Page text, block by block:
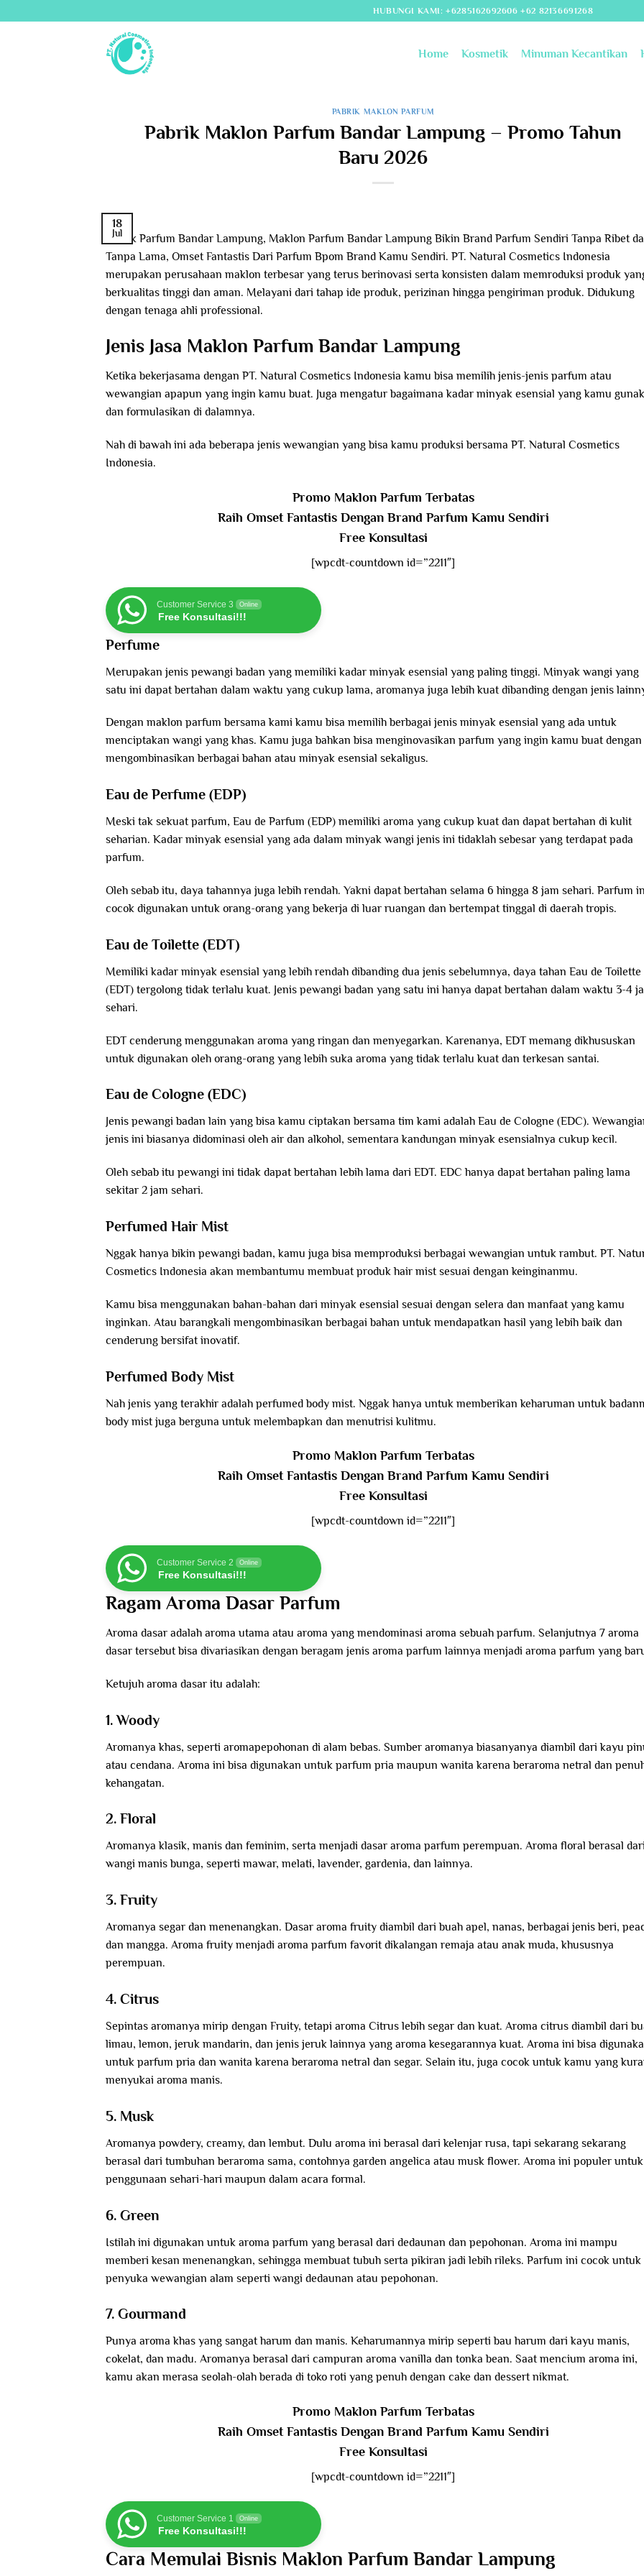
to
HUBUNGI KAMI: +6285162692606 +62 82136691268
Home Kosmetik Minuman Kecantikan
PABRIK MAKLON PARFUM
Pabrik Maklon Parfum Bandar Lampung – Promo Tahun
Baru 2026
18
Jul
Pabrik Parfum Bandar Lampung, Maklon Parfum Bandar Lampung Bikin Brand Parfum Sendiri Tanpa Ribet
Tanpa Lama, Omset Fantastis Dari Parfum Bpom Brand Kamu Sendiri. PT. Natural Cosmetics Indonesia
merupakan perusahaan maklon terbesar yang terus berinovasi serta konsisten dalam memroduksi produk
berkualitas tinggi dan aman. Melayani dari tahap ide produk, perizinan hingga pengiriman produk. Didukung
dengan tenaga ahli professional.
Jenis Jasa Maklon Parfum Bandar Lampung
Ketika bekerjasama dengan PT. Natural Cosmetics Indonesia kamu bisa memilih jenis-jenis parfum atau
wewangian apapun yang ingin kamu buat. Juga mengatur bagaimana kadar minyak esensial yang kamu
dan formulasikan di dalamnya.
Nah di bawah ini ada beberapa jenis wewangian yang bisa kamu produksi bersama PT. Natural Cosmetics
Indonesia.
Promo Maklon Parfum Terbatas
Raih Omset Fantastis Dengan Brand Parfum Kamu Sendiri
Free Konsultasi
[wpcdt-countdown id=”2211″]
Customer Service 3 Online
Free Konsultasi!!!
Perfume
Merupakan jenis pewangi badan yang memiliki kadar minyak esensial yang paling tinggi. Minyak wangi yang
satu ini dapat bertahan dalam waktu yang cukup lama, aromanya juga lebih kuat dibanding dengan jenis
Dengan maklon parfum bersama kami kamu bisa memilih berbagai jenis minyak esensial yang ada untuk
menciptakan wangi yang khas. Kamu juga bahkan bisa menginovasikan parfum yang ingin kamu buat dengan
mengombinasikan berbagai bahan atau minyak esensial sekaligus.
Eau de Perfume (EDP)
Meski tak sekuat parfum, Eau de Parfum (EDP) memiliki aroma yang cukup kuat dan dapat bertahan di kulit
seharian. Kadar minyak esensial yang ada dalam minyak wangi jenis ini tidaklah sebesar yang terdapat pada
parfum.
Oleh sebab itu, daya tahannya juga lebih rendah. Yakni dapat bertahan selama 6 hingga 8 jam sehari. Parfum
cocok digunakan untuk orang-orang yang bekerja di luar ruangan dan bertempat tinggal di daerah tropis.
Eau de Toilette (EDT)
Memiliki kadar minyak esensial yang lebih rendah dibanding dua jenis sebelumnya, daya tahan Eau de Toilette
(EDT) tergolong tidak terlalu kuat. Jenis pewangi badan yang satu ini hanya dapat bertahan dalam waktu 3-4
sehari.
EDT cenderung menggunakan aroma yang ringan dan menyegarkan. Karenanya, EDT memang dikhususkan
untuk digunakan oleh orang-orang yang lebih suka aroma yang tidak terlalu kuat dan terkesan santai.
Eau de Cologne (EDC)
Jenis pewangi badan lain yang bisa kamu ciptakan bersama tim kami adalah Eau de Cologne (EDC).
jenis ini biasanya didominasi oleh air dan alkohol, sementara kandungan minyak esensialnya cukup kecil.
Oleh sebab itu pewangi ini tidak dapat bertahan lebih lama dari EDT. EDC hanya dapat bertahan paling lama
sekitar 2 jam sehari.
Perfumed Hair Mist
Nggak hanya bikin pewangi badan, kamu juga bisa memproduksi berbagai wewangian untuk rambut. PT.
Cosmetics Indonesia akan membantumu membuat produk hair mist sesuai dengan keinginanmu.
Kamu bisa menggunakan bahan-bahan dari minyak esensial sesuai dengan selera dan manfaat yang kamu
inginkan. Atau barangkali mengombinasikan berbagai bahan untuk mendapatkan hasil yang lebih baik dan
cenderung bersifat inovatif.
Perfumed Body Mist
Nah jenis yang terakhir adalah perfumed body mist. Nggak hanya untuk memberikan keharuman untuk
body mist juga berguna untuk melembapkan dan menutrisi kulitmu.
Promo Maklon Parfum Terbatas
Raih Omset Fantastis Dengan Brand Parfum Kamu Sendiri
Free Konsultasi
[wpcdt-countdown id=”2211″]
Customer Service 2 Online
Free Konsultasi!!!
Ragam Aroma Dasar Parfum
Aroma dasar adalah aroma utama atau aroma yang mendominasi aroma sebuah parfum. Selanjutnya 7 aroma
dasar tersebut bisa divariasikan dengan beragam jenis aroma parfum lainnya menjadi aroma parfum yang
Ketujuh aroma dasar itu adalah:
1. Woody
Aromanya khas, seperti aromapepohonan di alam bebas. Sumber aromanya biasanyanya diambil dari kayu
atau cendana. Aroma ini bisa digunakan untuk parfum pria maupun wanita karena beraroma netral dan
kehangatan.
2. Floral
Aromanya klasik, manis dan feminim, serta menjadi dasar aroma parfum perempuan. Aroma floral berasal
wangi manis bunga, seperti mawar, melati, lavender, gardenia, dan lainnya.
3. Fruity
Aromanya segar dan menenangkan. Dasar aroma fruity diambil dari buah apel, nanas, berbagai jenis beri,
dan mangga. Aroma fruity menjadi aroma parfum favorit dikalangan remaja atau anak muda, khususnya
perempuan.
4. Citrus
Sepintas aromanya mirip dengan Fruity, tetapi aroma Citrus lebih segar dan kuat. Aroma citrus diambil dari
limau, lemon, jeruk mandarin, dan jenis jeruk lainnya yang aroma kesegarannya kuat. Aroma ini bisa
untuk parfum pria dan wanita karena beraroma netral dan segar. Selain itu, juga cocok untuk kamu yang
menyukai aroma manis.
5. Musk
Aromanya powdery, creamy, dan lembut. Dulu aroma ini berasal dari kelenjar rusa, tapi sekarang sekarang
berasal dari tumbuhan beraroma sama, contohnya garden angelica atau musk flower. Aroma ini populer untuk
penggunaan sehari-hari maupun dalam acara formal.
6. Green
Istilah ini digunakan untuk aroma parfum yang berasal dari dedaunan dan pepohonan. Aroma ini mampu
memberi kesan menenangkan, sehingga membuat tubuh serta pikiran jadi lebih rileks. Parfum ini cocok untuk
penyuka wewangian alam seperti wangi dedaunan atau pepohonan.
7. Gourmand
Punya aroma khas yang sangat harum dan manis. Keharumannya mirip seperti bau harum dari kayu manis,
cokelat, dan madu. Aromanya berasal dari campuran aroma vanilla dan tonka bean. Saat mencium aroma ini,
kamu akan merasa seolah-olah berada di toko roti yang penuh dengan cake dan dessert nikmat.
Promo Maklon Parfum Terbatas
Raih Omset Fantastis Dengan Brand Parfum Kamu Sendiri
Free Konsultasi
[wpcdt-countdown id=”2211″]
Customer Service 1 Online
Free Konsultasi!!!
Cara Memulai Bisnis Maklon Parfum Bandar Lampung